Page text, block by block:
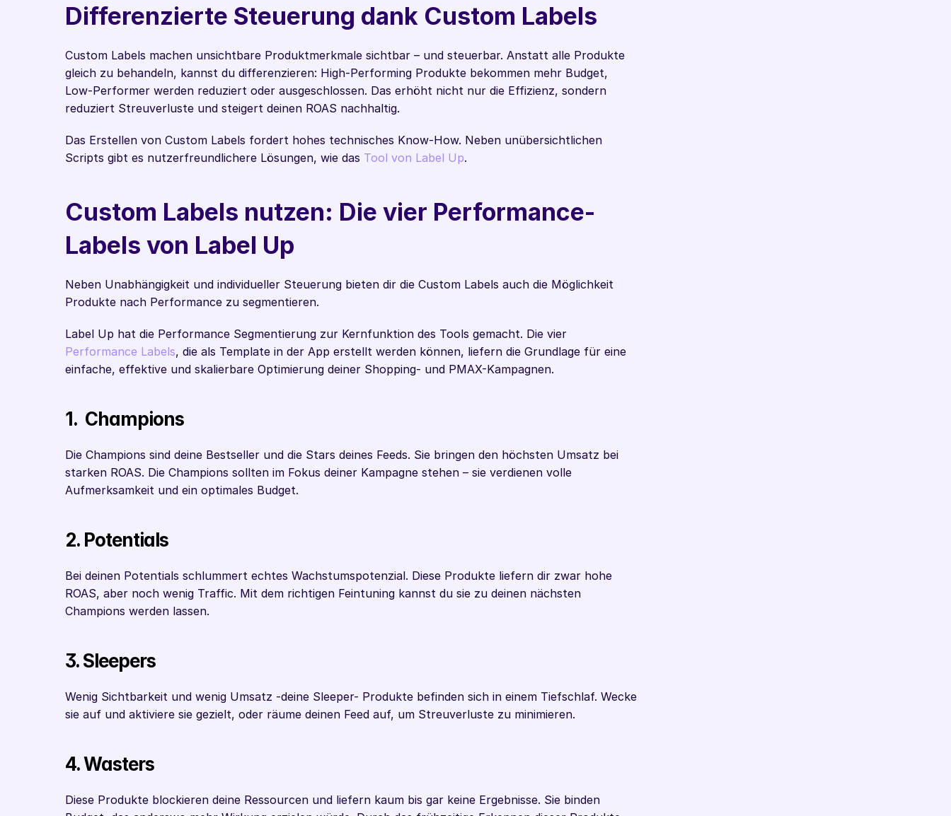
Differenzierte Steuerung dank Custom Labels
Custom Labels machen unsichtbare Produktmerkmale sichtbar – und steuerbar. Anstatt alle Produkte
gleich zu behandeln, kannst du differenzieren: High-Performing Produkte bekommen mehr Budget,
Low-Performer werden reduziert oder ausgeschlossen. Das erhöht nicht nur die Effizienz, sondern
reduziert Streuverluste und steigert deinen ROAS nachhaltig.
Das Erstellen von Custom Labels fordert hohes technisches Know-How. Neben unübersichtlichen
Scripts gibt es nutzerfreundlichere Lösungen, wie das Tool von Label Up.
Custom Labels nutzen: Die vier Performance-
Labels von Label Up
Neben Unabhängigkeit und individueller Steuerung bieten dir die Custom Labels auch die Möglichkeit
Produkte nach Performance zu segmentieren.
Performance Labels, die als Template in der App erstellt werden können, liefern die Grundlage für eine
einfache, effektive und skalierbare Optimierung deiner Shopping- und PMAX-Kampagnen.
1.  Champions
Die Champions sind deine Bestseller und die Stars deines Feeds. Sie bringen den höchsten Umsatz bei
starken ROAS. Die Champions sollten im Fokus deiner Kampagne stehen – sie verdienen volle
Aufmerksamkeit und ein optimales Budget.
2. Potentials
Bei deinen Potentials schlummert echtes Wachstumspotenzial. Diese Produkte liefern dir zwar hohe
ROAS, aber noch wenig Traffic. Mit dem richtigen Feintuning kannst du sie zu deinen nächsten
Champions werden lassen.
3. Sleepers
Wenig Sichtbarkeit und wenig Umsatz -deine Sleeper- Produkte befinden sich in einem Tiefschlaf. Wecke
sie auf und aktiviere sie gezielt, oder räume deinen Feed auf, um Streuverluste zu minimieren.
4. Wasters
Diese Produkte blockieren deine Ressourcen und liefern kaum bis gar keine Ergebnisse. Sie binden